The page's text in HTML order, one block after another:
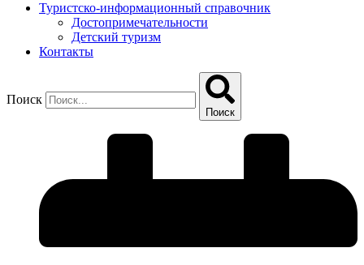
Туристско-информационный справочник
Достопримечательности
Детский туризм
Контакты
Поиск
Поиск